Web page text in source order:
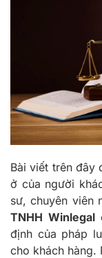
Bài viết trên đây
ở của người
sư, chuyên viên
TNHH Winlegal
định của pháp
cho khách hàng.